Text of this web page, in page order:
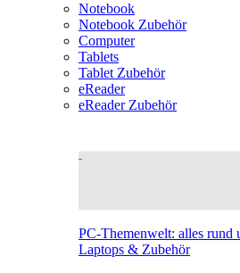
Notebook
Notebook Zubehör
Computer
Tablets
Tablet Zubehör
eReader
eReader Zubehör
PC-Themenwelt: alles rund
Laptops & Zubehör